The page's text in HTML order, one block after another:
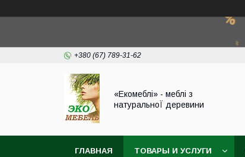
+380 (67) 789-31-62
«Екомеблі» - меблі з
натуральноЇ деревини
ГЛАВНАЯ ТОВАРЫ И УСЛУГИ